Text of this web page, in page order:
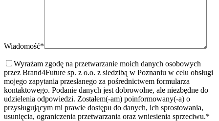
Wiadomość*
Wyrażam zgodę na przetwarzanie moich danych osobowych
przez Brand4Future sp. z o.o. z siedzibą w Poznaniu w celu obsługi
mojego zapytania przesłanego za pośrednictwem formularza
kontaktowego. Podanie danych jest dobrowolne, ale niezbędne do
udzielenia odpowiedzi. Zostałem(-am) poinformowany(-a) o
przysługującym mi prawie dostępu do danych, ich sprostowania,
usunięcia, ograniczenia przetwarzania oraz wniesienia sprzeciwu.*